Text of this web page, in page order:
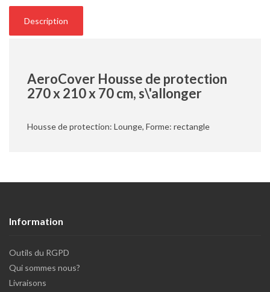
Description
AeroCover Housse de protection
270 x 210 x 70 cm, s\'allonger
Housse de protection: Lounge, Forme: rectangle
Information
Outils du RGPD
Qui sommes nous?
Livraisons